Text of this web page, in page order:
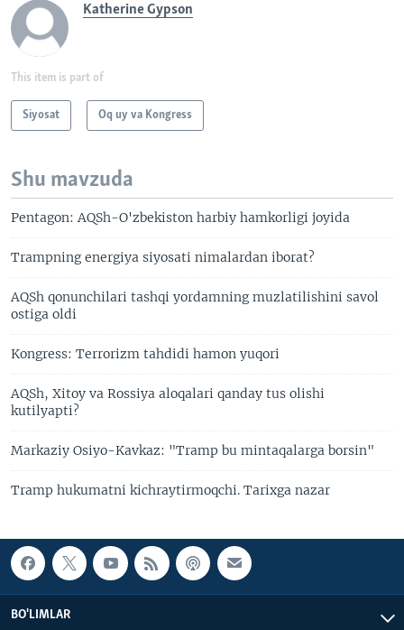
Katherine Gypson
This item is part of
Siyosat Oq uy va Kongress
Shu mavzuda
Pentagon: AQSh-O'zbekiston harbiy hamkorligi joyida
Trampning energiya siyosati nimalardan iborat?
AQSh qonunchilari tashqi yordamning muzlatilishini savol
ostiga oldi
Kongress: Terrorizm tahdidi hamon yuqori
AQSh, Xitoy va Rossiya aloqalari qanday tus olishi
kutilyapti?
Markaziy Osiyo-Kavkaz: "Tramp bu mintaqalarga borsin"
Tramp hukumatni kichraytirmoqchi. Tarixga nazar
BO'LIMLAR